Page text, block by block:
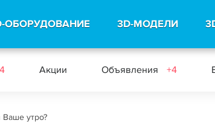
ОБОРУДОВАНИЕ 3D-МОДЕЛИ
Акции Объявления +4
Ваше утро?